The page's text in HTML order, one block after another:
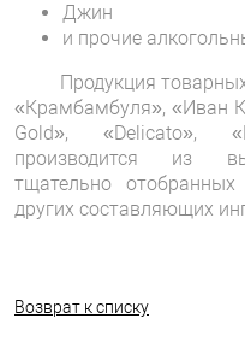
Джин
и прочие
Продукция
«Крамбамбуля», «Иван
Gold», «Delicato»,
производится из
тщательно
других составляющих
Возврат к списку